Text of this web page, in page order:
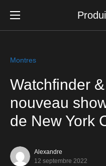
Montres
Watchfinder
nouveau
de New York
Alexandre
12 septembre 2022